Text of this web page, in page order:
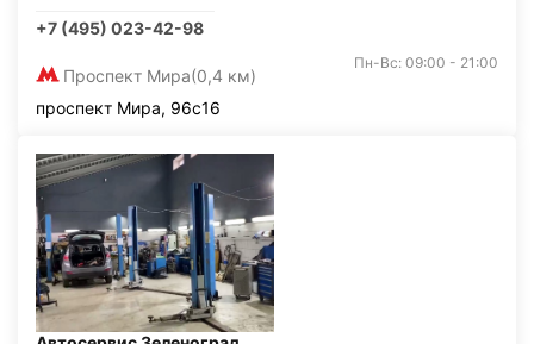
+7 (495) 023-42-98
Проспект Мира(0,4 км)
Пн-Вс: 09:00 - 21:00
проспект Мира, 96с16